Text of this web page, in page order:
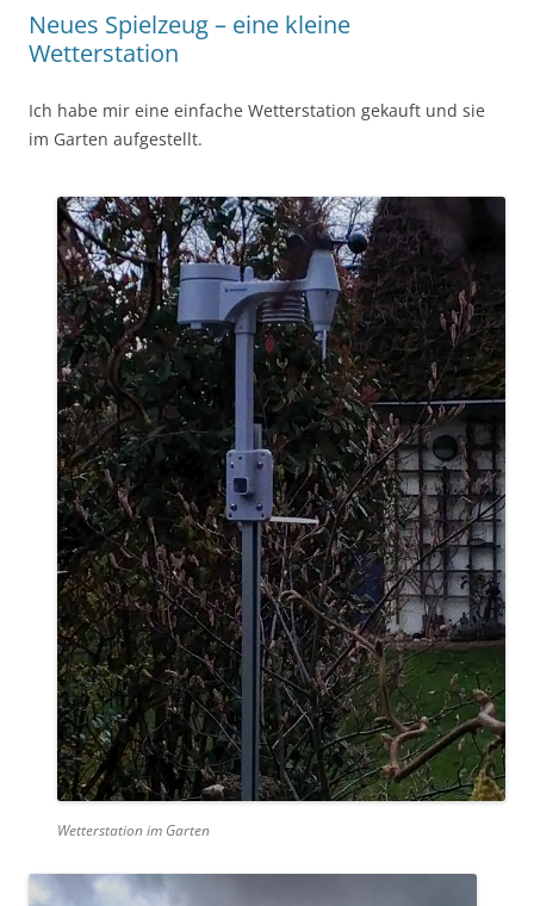
Neues Spielzeug – eine kleine
Wetterstation
Ich habe mir eine einfache Wetterstation gekauft und sie
im Garten aufgestellt.
Wetterstation im Garten